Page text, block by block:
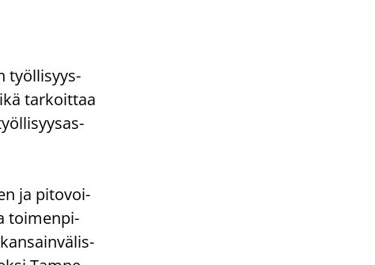
työllisyys-​
tar­koit­taa
ja pi­to­voi­
toi­men­pi­